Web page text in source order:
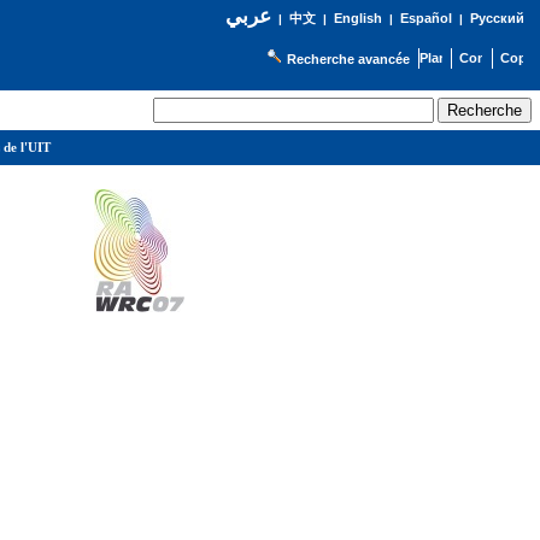
عربي| 中文| English | Español | Русский
Recherche avancée
de l'UIT